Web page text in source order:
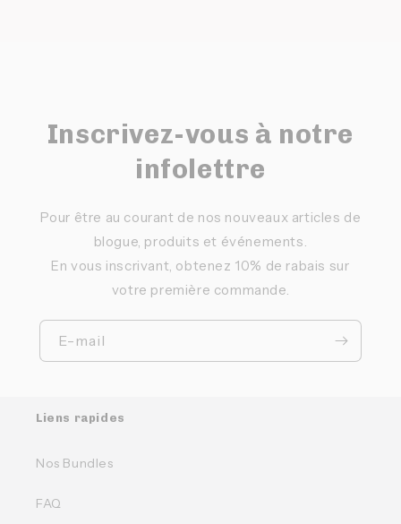
Inscrivez-vous à notre
infolettre
Pour être au courant de nos nouveaux articles de
blogue, produits et événements.
En vous inscrivant, obtenez 10% de rabais sur
votre première commande.
E-mail
Liens rapides
Nos Bundles
FAQ